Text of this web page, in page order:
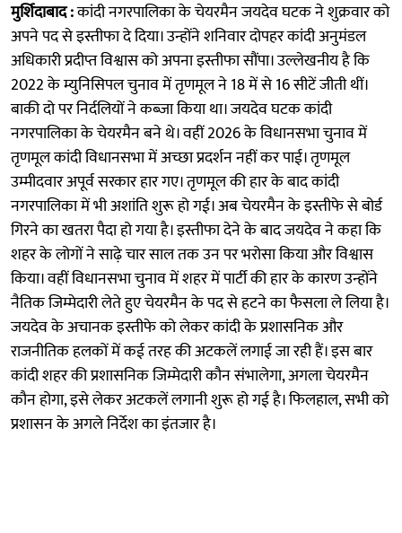
मुर्शिदाबाद :कांदी नगरपालिका के चेयरमैन जयदेव घटक ने शुक्रवार को
अपने पद से इस्तीफा दे दिया। उन्होंने शनिवार दोपहर कांदी अनुमंडल
अधिकारी प्रदीप्त विश्वास को अपना इस्तीफा सौंपा। उल्लेखनीय है कि
2022 के म्युनिसिपल चुनाव में तृणमूल ने 18 में से 16 सीटें जीती थीं।
बाकी दो पर निर्दलियों ने कब्जा किया था। जयदेव घटक कांदी
नगरपालिका के चेयरमैन बने थे। वहीं 2026 के विधानसभा चुनाव में
तृणमूल कांदी विधानसभा में अच्छा प्रदर्शन नहीं कर पाई। तृणमूल
उम्मीदवार अपूर्व सरकार हार गए। तृणमूल की हार के बाद कांदी
नगरपालिका में भी अशांति शुरू हो गई। अब चेयरमैन के इस्तीफे से बोर्ड
गिरने का खतरा पैदा हो गया है। इस्तीफा देने के बाद जयदेव ने कहा कि
शहर के लोगों ने साढ़े चार साल तक उन पर भरोसा किया और विश्वास
किया। वहीं विधानसभा चुनाव में शहर में पार्टी की हार के कारण उन्होंने
नैतिक जिम्मेदारी लेते हुए चेयरमैन के पद से हटने का फैसला ले लिया है।
जयदेव के अचानक इस्तीफे को लेकर कांदी के प्रशासनिक और
राजनीतिक हलकों में कई तरह की अटकलें लगाई जा रही हैं। इस बार
कांदी शहर की प्रशासनिक जिम्मेदारी कौन संभालेगा, अगला चेयरमैन
कौन होगा, इसे लेकर अटकलें लगानी शुरू हो गई है। फिलहाल, सभी को
प्रशासन के अगले निर्देश का इंतजार है।